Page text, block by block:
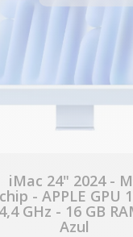
iMac 24" 2024 -
chip - APPLE GPU
4,4 GHz - 16 GB
Azul